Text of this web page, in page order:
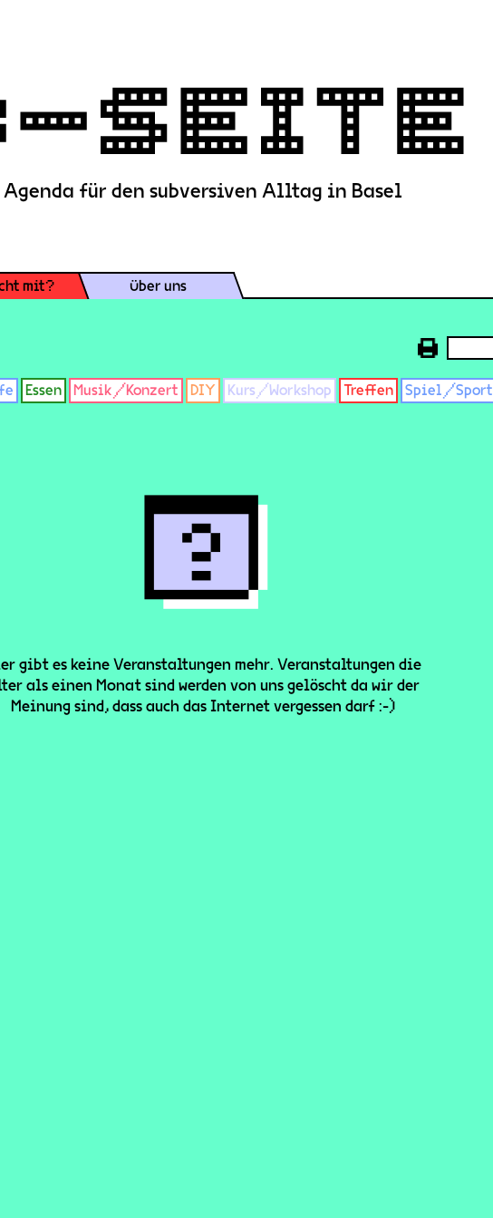
Agenda für den subversiven Alltag in Basel
mit? Über uns
Essen Musik/Konzert DIY Kurs/Workshop Treffen Spiel/Sport
gibt es keine Veranstaltungen mehr. Veranstaltungen die
als einen Monat sind werden von uns gelöscht da wir der
Meinung sind, dass auch das Internet vergessen darf :-)